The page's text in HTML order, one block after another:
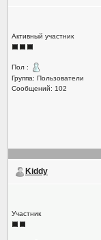
Активный участник
Пол :
Группа: Пользователи
Сообщений: 102
Kiddy
Участник